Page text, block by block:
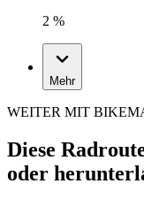
2 %
Mehr
WEITER MIT
Diese
oder